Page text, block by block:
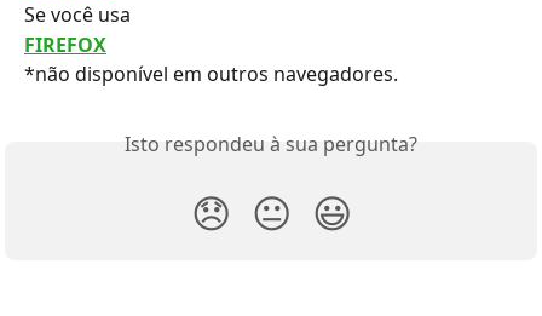
Se você usa
FIREFOX
*não disponível em outros navegadores.
Isto respondeu à sua pergunta?
😞 😐 😃